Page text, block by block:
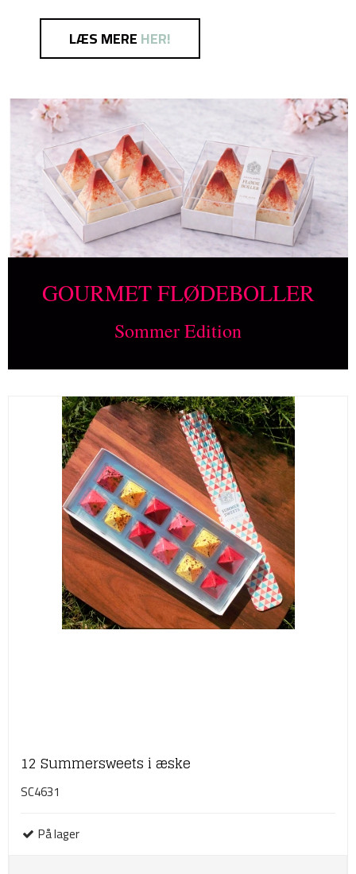
LÆS MEREHER!
GOURMET FLØDEBOLLER
Sommer Edition
12 Summersweets i æske
SC4631
På lager